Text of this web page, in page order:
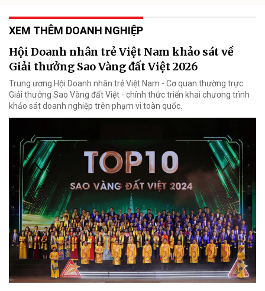
XEM THÊM DOANH NGHIỆP
Hội Doanh nhân trẻ Việt Nam khảo sát về
Giải thưởng Sao Vàng đất Việt 2026
Trung ương Hội Doanh nhân trẻ Việt Nam - Cơ quan thường trực
Giải thưởng Sao Vàng đất Việt - chính thức triển khai chương trình
khảo sát doanh nghiệp trên phạm vi toàn quốc.